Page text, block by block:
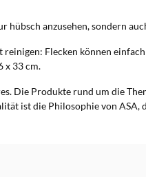
anzusehen, sondern
Flecken können
x 33 cm.
Die Produkte rund um die
ist die Philosophie von